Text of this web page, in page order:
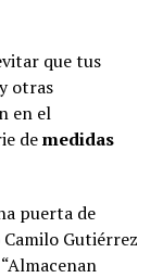
que tus
otras
en el
demedidas
puerta de
Gutiérrez